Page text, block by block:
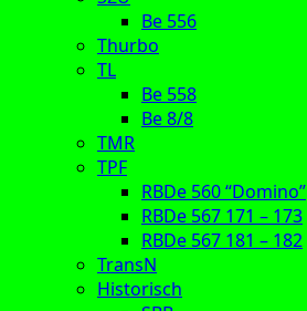
Be 556
Thurbo
TL
Be 558
Be 8/8
TMR
TPF
RBDe 560 “Domino”
RBDe 567 171 – 173
RBDe 567 181 – 182
TransN
Historisch